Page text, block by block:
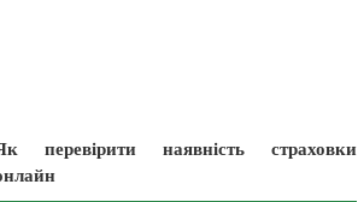
перевірити наявність страховки